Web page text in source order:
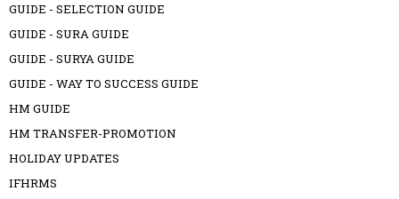
GUIDE - SELECTION GUIDE
GUIDE - SURA GUIDE
GUIDE - SURYA GUIDE
GUIDE - WAY TO SUCCESS GUIDE
HM GUIDE
HM TRANSFER-PROMOTION
HOLIDAY UPDATES
IFHRMS